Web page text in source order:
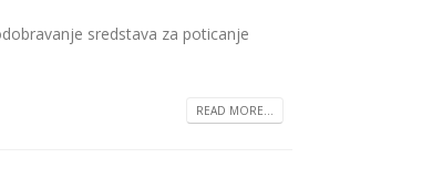
sredstava za poticanje
READ MORE...